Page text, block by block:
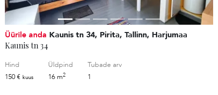
Üürile anda Kaunis tn 34, Pirita, Tallinn, Harjumaa
Kaunis tn 34
Hind
150 € kuus
Üldpind
16 m2
Tubade arv
1